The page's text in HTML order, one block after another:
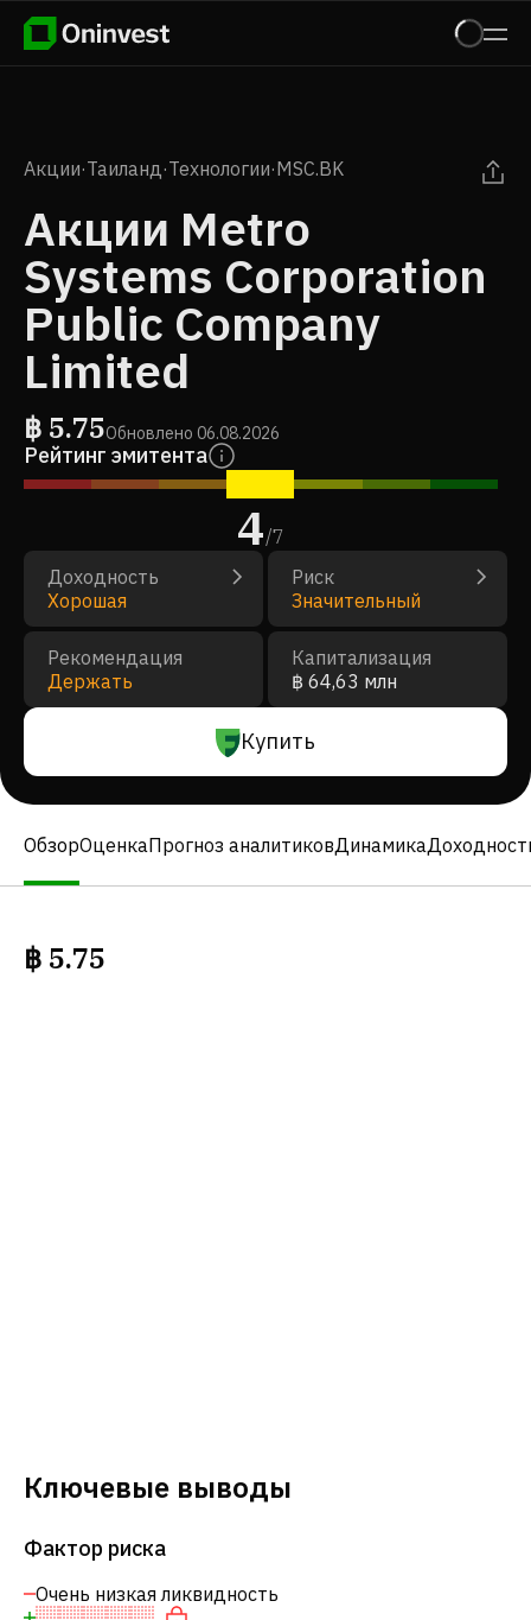
Акции·Таиланд·Технологии·MSC.BK
Акции Metro
Systems Corporation
Public Company
Limited
฿ 5.75Обновлено 06.08.2026
Рейтинг эмитента
4/7
Доходность
Хорошая
Риск
Значительный
Рекомендация
Держать
Капитализация
฿ 64,63 млн
Купить
ОбзорОценкаПрогноз аналитиковДинамика
฿ 5.75
Ключевые выводы
Фактор риска
Очень низкая ликвидность